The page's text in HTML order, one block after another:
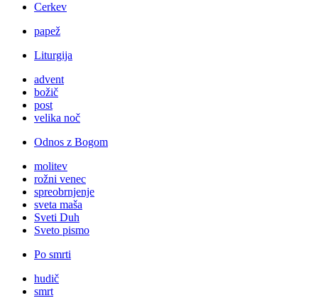
Cerkev
papež
Liturgija
advent
božič
post
velika noč
Odnos z Bogom
molitev
rožni venec
spreobrnjenje
sveta maša
Sveti Duh
Sveto pismo
Po smrti
hudič
smrt